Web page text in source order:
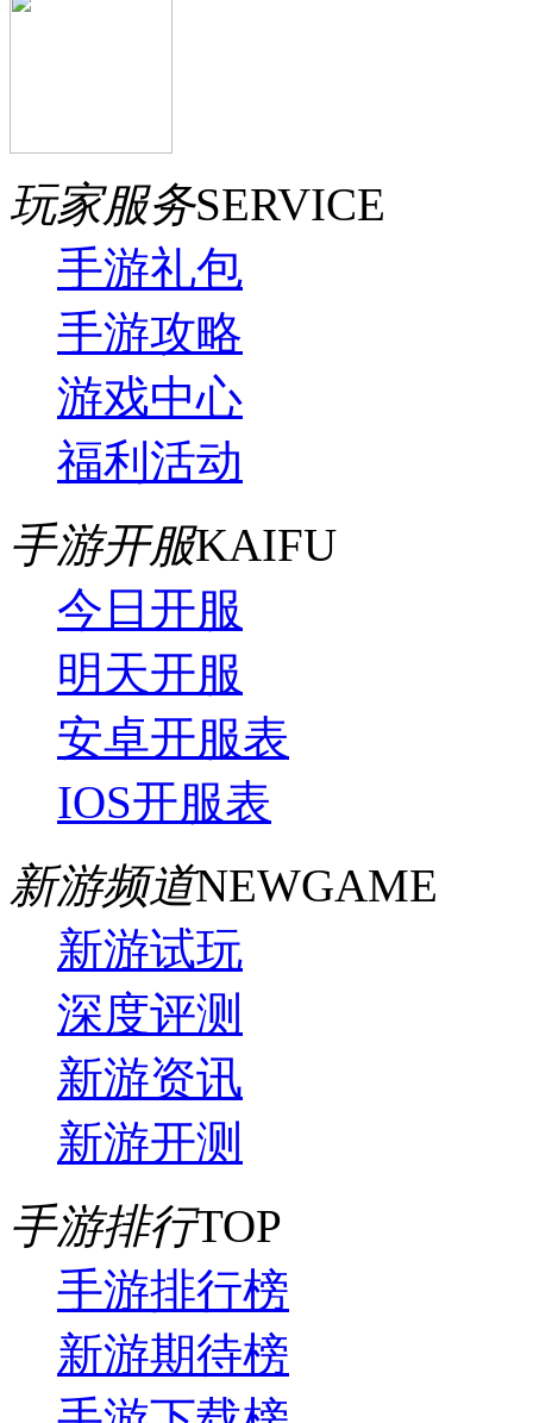
玩家服务SERVICE
手游礼包
手游攻略
游戏中心
福利活动
手游开服KAIFU
今日开服
明天开服
安卓开服表
IOS开服表
新游频道NEWGAME
新游试玩
深度评测
新游资讯
新游开测
手游排行TOP
手游排行榜
新游期待榜